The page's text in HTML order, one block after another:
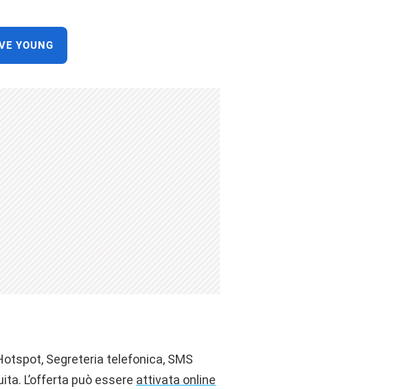
YOUNG
Segreteria telefonica, SMS
L’offerta può essere attivata online